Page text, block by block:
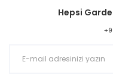
Hepsi